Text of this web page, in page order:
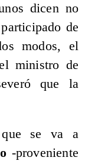
dicen no
de
modos, el
ministro de
que la
que se va a
-proveniente